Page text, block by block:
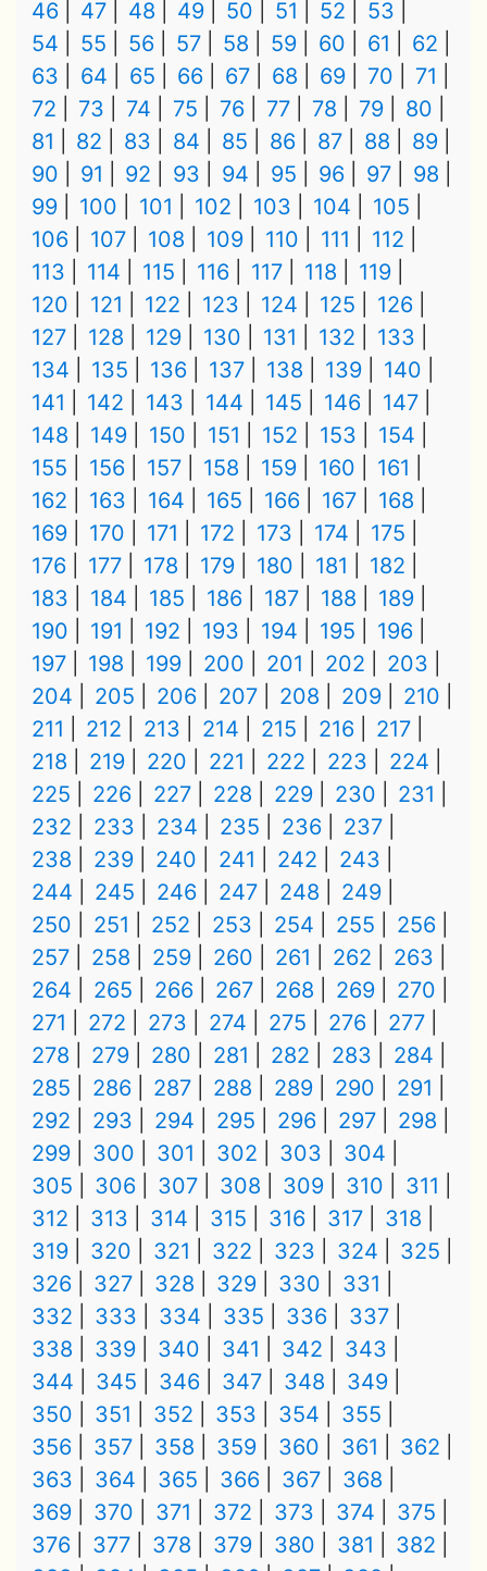
46
47 48 49 50 51 52
53
54
55 56 57 58 59 60 61
62
63
64 65 66 67 68 69 70
71
72
73 74 75 76 77 78 79
80
81
82 83 84 85 86 87 88
89
90
91 92 93 94 95 96 97
98
99
100 101 102 103 104
105
106
107 108 109 110 111
112
113
114 115 116 117 118
119
120
121 122 123 124 125
126
127
128 129 130 131 132
133
134
135 136 137 138 139
140
141
142 143 144 145 146
147
148
149 150 151 152 153
154
155
156 157 158 159 160
161
162
163 164 165 166 167
168
169
170 171 172 173 174
175
176
177 178 179 180 181
182
183
184 185 186 187 188
189
190
191 192 193 194 195
196
197
198 199 200 201 202
203
204
205 206 207 208 209
210
211
212 213 214 215 216
217
218
219 220 221 222 223
224
225
226 227 228 229 230
231
232
233 234 235 236
237
238
239 240 241 242
243
244
245 246 247 248
249
250
251 252 253 254 255
256
257
258 259 260 261 262
263
264
265 266 267 268 269
270
271
272 273 274 275 276
277
278
279 280 281 282 283
284
285
286 287 288 289 290
291
292
293 294 295 296 297
298
299
300 301 302 303
304
305
306 307 308 309 310
311
312
313 314 315 316 317
318
319
320 321 322 323 324
325
326
327 328 329 330
331
332
333 334 335 336
337
338
339 340 341 342
343
344
345 346 347 348
349
350
351 352 353 354
355
356
357 358 359 360 361
362
363
364 365 366 367
368
369
370 371 372 373 374
375
376
377 378 379 380 381
382